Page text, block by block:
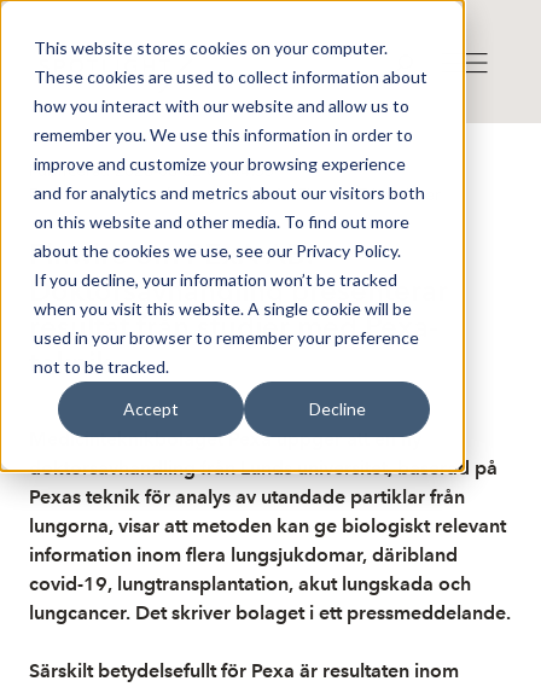
This website stores cookies on your computer.
These cookies are used to collect information about
how you interact with our website and allow us to
remember you. We use this information in order to
improve and customize your browsing experience
and for analytics and metrics about our visitors both
on this website and other media. To find out more
about the cookies we use, see our Privacy Policy.
If you decline, your information won’t be tracked
when you visit this website. A single cookie will be
used in your browser to remember your preference
not to be tracked.
Accept Decline
Publicerat: 2026-06-02 09:44:55
Detta är en nyhet från nyhetsbyrån FinwireDisclaimer
Finwire om PExA AB:
Doktorsavhandling presenterar
resultat från studier med Pexa-
teknik
Medicinteknikbolaget Pexa uppger att en ny
doktorsavhandling från Lunds universitet, baserad på
Pexas teknik för analys av utandade partiklar från
lungorna, visar att metoden kan ge biologiskt relevant
information inom flera lungsjukdomar, däribland
covid-19, lungtransplantation, akut lungskada och
lungcancer. Det skriver bolaget i ett pressmeddelande.
Särskilt betydelsefullt för Pexa är resultaten inom